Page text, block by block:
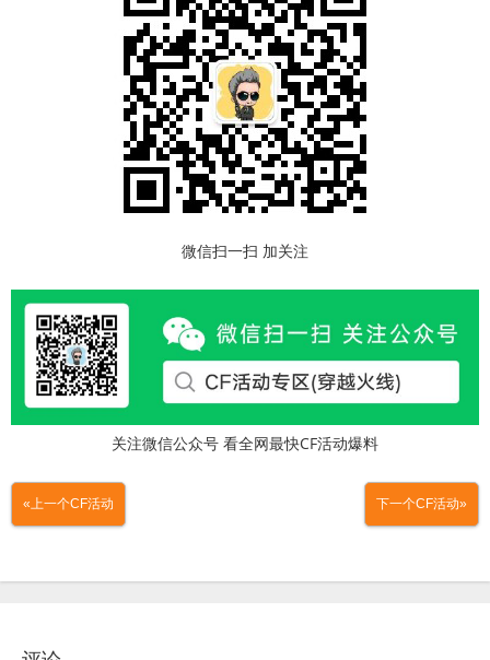
微信扫一扫 加关注
关注微信公众号 看全网最快CF活动爆料
«上一个CF活动 下一个CF活动»